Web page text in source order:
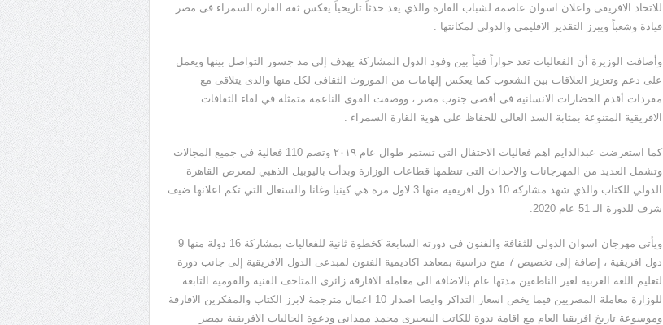
للاتحاد الافريقى واعلان اسوان عاصمة لشباب القارة والذي يعد حدثاً تاريخياً يعكس ثقة القارة السمراء فى مصر
قيادة وشعباً ويبرز التقدير الاقليمى والدولى لمكانتها .
وأضافت الوزيرة أن الفعاليات تعد حواراً فنياً بين وفود الدول المشاركة يهدف إلى مد جسور التواصل بينها ويعمل
على دعم وتعزيز العلاقات بين الشعوب كما يعكس إلهامات من الموروث الثقافى لكل منها والذى يتلاقى مع
مفردات أقدم الحضارات الانسانية فى أقصى جنوب مصر ، ووصفت القوى الناعمة متمثلة في لقاء الثقافات
الافريقية المتنوعة بمثابة السد العالي للحفاظ على هوية القارة السمراء .
كما استعرضت عبدالدايم اهم فعاليات الاحتفال التى تستمر طوال عام ٢٠١٩ وتضم 110 فعالية فى جميع المجالات
وتشمل العديد من المهرجانات والاحداث التى تنظمها قطاعات الوزارة وبدأت باليوبيل الذهبي لمعرض القاهرة
الدولي للكتاب والذي شهد مشاركة 10 دول افريقية منها 3 لاول مرة هي كينيا وغانا والسنغال التي تكم اعلانها ضيف
شرف للدورة الـ 51 عام 2020.
ويأتى مهرجان اسوان الدولي للثقافة والفنون في دورته السابعة كخطوة ثانية للفعاليات بمشاركة 16 دولة منها 9
دول افريقية ، إضافة إلى تخصيص 7 منح دراسية بمعاهد اكاديمية الفنون لمبدعى الدول الافريقية إلى جانب دورة
لتعليم اللغة العربية لغير الناطقين مدتها عام بالاضافة الى معاملة الافارقة زائرى المتاحف الفنية والقومية التابعة
للوزارة معاملة المصريين فيما يخص اسعار التذاكر وايضا اصدار 10 اعمال مترجمة لابرز الكتاب والمفكرين الافارقة
وموسوعة تاريخ افريقيا العام مع اقامة ندوة للكاتب النيجيرى محمد ممدانى ودعوة الجاليات الافريقية بمصر